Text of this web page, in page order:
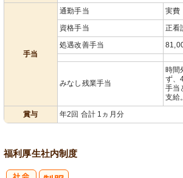
手当
通勤手当
実費
資格手当
正看
処遇改善手当
みなし残業手当
時間
ず、
手当
支給
賞与
年2回 合計 1ヵ月分
福利厚生社内制度